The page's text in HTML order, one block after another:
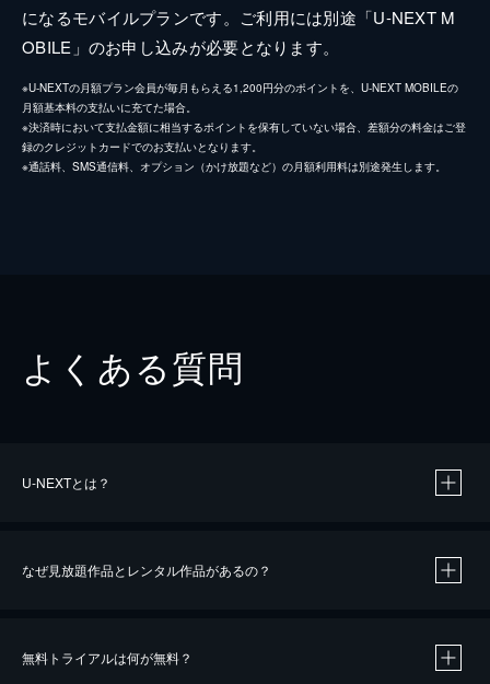
になるモバイルプランです。ご利用には別途「U-NEXT M
OBILE」のお申し込みが必要となります。
※U-NEXTの月額プラン会員が毎月もらえる1,200円分のポイントを、U-NEXT MOBILEの
月額基本料の支払いに充てた場合。
※決済時において支払金額に相当するポイントを保有していない場合、差額分の料金はご登
録のクレジットカードでのお支払いとなります。
※通話料、SMS通信料、オプション（かけ放題など）の月額利用料は別途発生します。
よくある質問
U-NEXTとは？
なぜ見放題作品とレンタル作品があるの？
無料トライアルは何が無料？